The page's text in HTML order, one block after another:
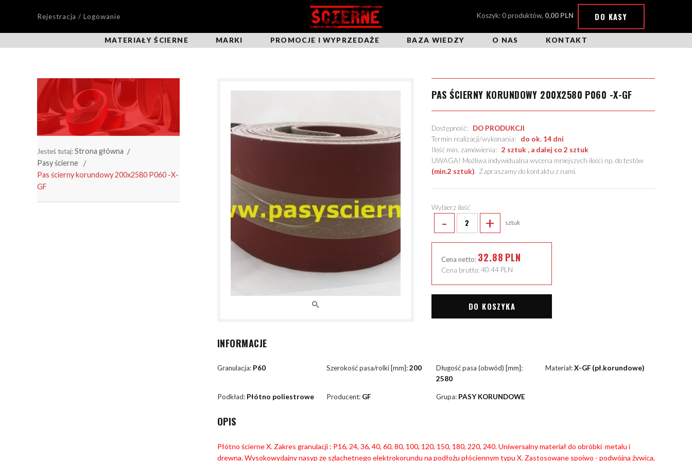
Rejestracja / Logowanie Koszyk: 0 produktów, 0,00 PLN DO KASY
MATERIAŁY ŚCIERNE MARKI PROMOCJE I WYPRZEDAŻE BAZA WIEDZY O NAS KONTAKT
Jesteś tutaj:Strona główna
Pasy ścierne
Pas ścierny korundowy 200x2580 P060 -X-
GF
PAS ŚCIERNY KORUNDOWY 200X2580 P060 -X-GF
Dostępność: DO PRODUKCJI
Termin realizacji/wykonania: do ok. 14 dni
Ilość min. zamówienia:2 sztuk , a dalej co 2 sztuk
UWAGA! Możliwa indywidualna wycena mniejszych ilości np. do testów
(min.2 sztuk). Zapraszamy do kontaktu z nami.
Wybierz ilość
- + sztuk
Cena netto: 32.88 PLN
Cena brutto:40.44 PLN
DO KOSZYKA
INFORMACJE
Granulacja: P60 Szerokość pasa/rolki [mm]:200
Długość pasa (obwód) [mm]:
2580
Materiał:X-GF (pł.korundowe)
Podkład: Płótno poliestrowe Producent: GF Grupa: PASY KORUNDOWE
OPIS
Płótno ścierne X. Zakres granulacji : P16, 24, 36, 40, 60, 80, 100, 120, 150, 180, 220, 240. Uniwersalny materiał do obróbki metalu i
drewna. Wysokowydajny nasyp ze szlachetnego elektrokorundu na podłożu płóciennym typu X. Zastosowane spoiwo - podwójna żywica,